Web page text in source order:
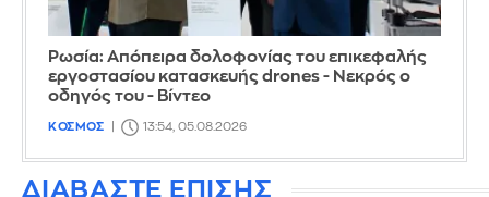
Ρωσία: Απόπειρα δολοφονίας του επικεφαλής
εργοστασίου κατασκευής drones - Νεκρός ο
οδηγός του - Βίντεο
ΚΟΣΜΟΣ 13:54, 05.08.2026
ΔΙΑΒΑΣΤΕ ΕΠΙΣΗΣ